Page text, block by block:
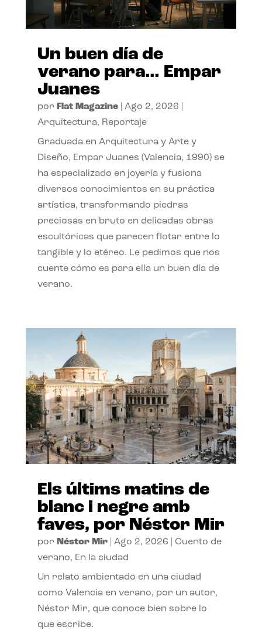
Un buen día de
verano para… Empar
Juanes
por Flat Magazine| Ago 2, 2026
Arquitectura, Reportaje
Graduada en Arquitectura y Arte y
Diseño, Empar Juanes (Valencia, 1990) se
ha especializado en joyería y fusiona
diversos conocimientos en su práctica
artística, transformando piedras
preciosas en bruto en delicadas obras
escultóricas que parecen flotar entre lo
tangible y lo etéreo. Le pedimos que nos
cuente cómo es para ella un buen día de
verano.
Els últims matins de
blanc i negre amb
faves, por Néstor Mir
por Néstor Mir| Ago 2, 2026
Cuento de
verano, En la ciudad
Un relato ambientado en una ciudad
como Valencia en verano, por un autor,
Néstor Mir, que conoce bien sobre lo
que escribe.